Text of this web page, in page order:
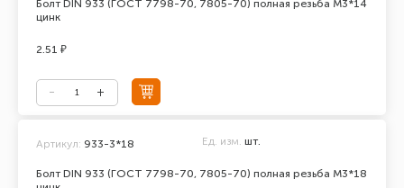
Болт DIN 933 (ГОСТ 7798-70, 7805-70) полная резьба М3*14
цинк
2.51 ₽
Болт DIN 933 (ГОСТ 7798-70, 7805-70) полная резьба М3*18
Артикул: 933-3*18 Ед. изм. шт.